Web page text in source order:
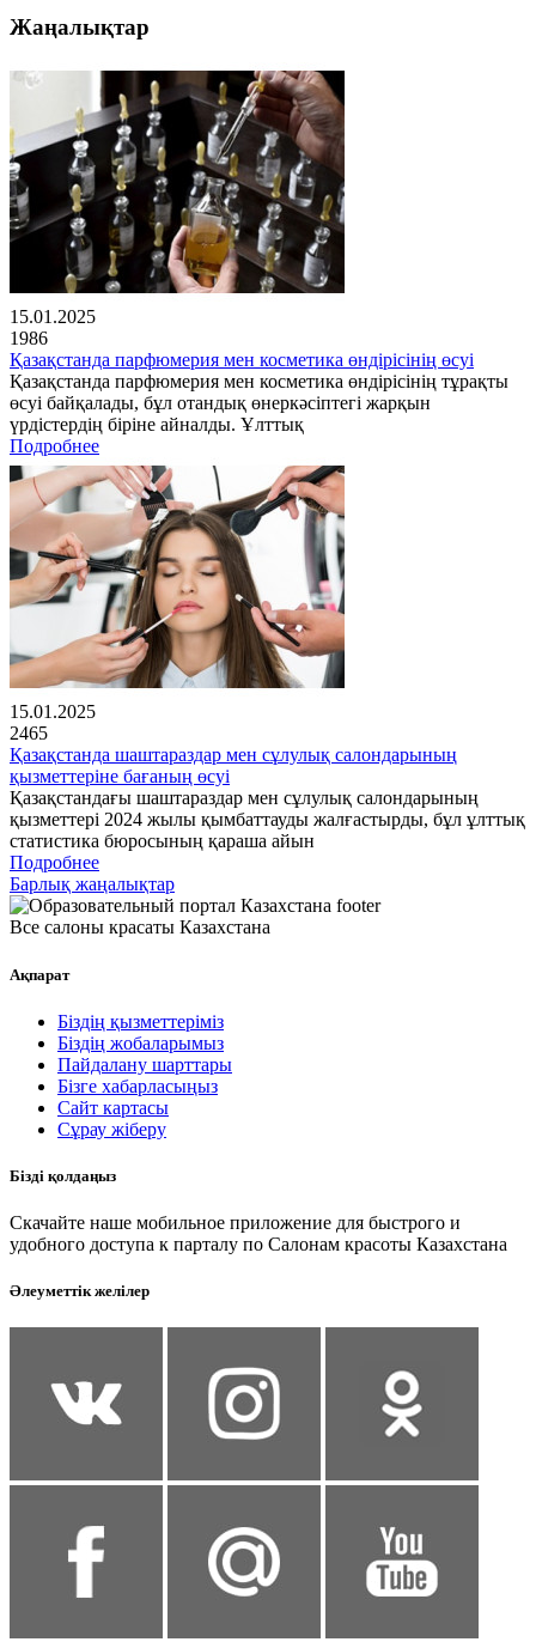
Жаңалықтар
15.01.2025
1986
Қазақстанда парфюмерия мен косметика өндірісінің өсуі
Қазақстанда парфюмерия мен косметика өндірісінің тұрақты
өсуі байқалады, бұл отандық өнеркәсіптегі жарқын
үрдістердің біріне айналды. Ұлттық
Подробнее
15.01.2025
2465
Қазақстанда шаштараздар мен сұлулық салондарының
қызметтеріне бағаның өсуі
Қазақстандағы шаштараздар мен сұлулық салондарының
қызметтері 2024 жылы қымбаттауды жалғастырды, бұл ұлттық
статистика бюросының қараша айын
Подробнее
Барлық жаңалықтар
Все салоны красаты Казахстана
Ақпарат
Біздің қызметтеріміз
Біздің жобаларымыз
Пайдалану шарттары
Бізге хабарласыңыз
Сайт картасы
Сұрау жіберу
Бізді қолдаңыз
Скачайте наше мобильное приложение для быстрого и
удобного доступа к парталу по Салонам красоты Казахстана
Әлеуметтік желілер